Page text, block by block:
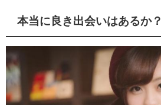
本当に良き出会いはあるか？